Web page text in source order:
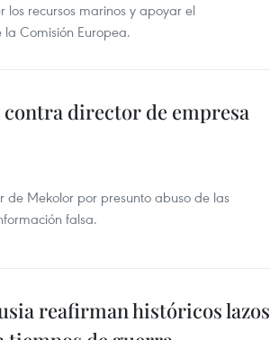
recursos marinos y apoyar el
Comisión Europea.
director de empresa
de Mekolor por presunto abuso de las
falsa.
reafirman históricos lazos